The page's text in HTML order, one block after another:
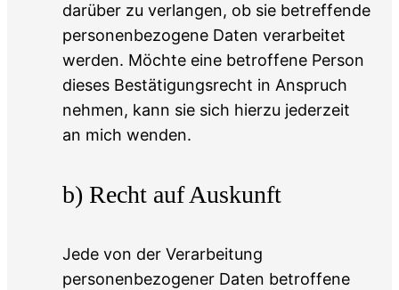
darüber zu verlangen, ob sie betreffende
personenbezogene Daten verarbeitet
werden. Möchte eine betroffene Person
dieses Bestätigungsrecht in Anspruch
nehmen, kann sie sich hierzu jederzeit
an mich wenden.
b) Recht auf Auskunft
Jede von der Verarbeitung
personenbezogener Daten betroffene